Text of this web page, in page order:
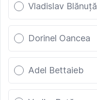
Vladislav Blănuță
Dorinel Oancea
Adel Bettaieb